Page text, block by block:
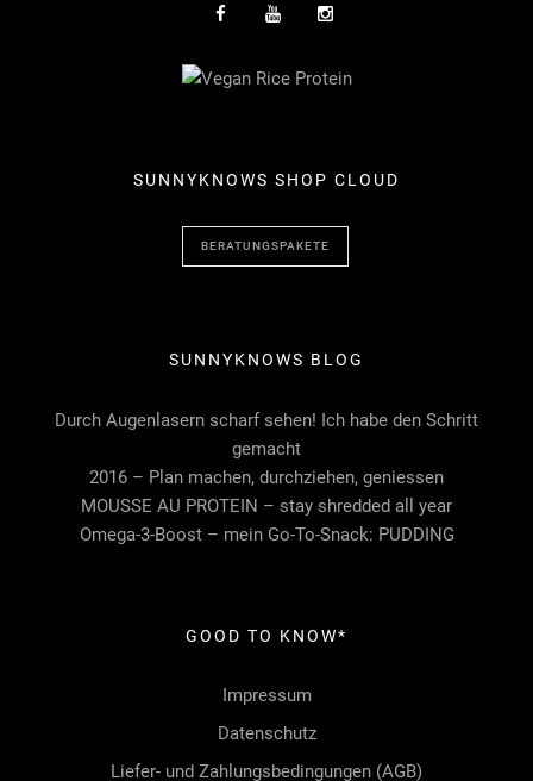
SUNNYKNOWS SHOP CLOUD
BERATUNGSPAKETE
SUNNYKNOWS BLOG
Durch Augenlasern scharf sehen! Ich habe den Schritt
gemacht
2016 – Plan machen, durchziehen, geniessen
MOUSSE AU PROTEIN – stay shredded all year
Omega-3-Boost – mein Go-To-Snack: PUDDING
GOOD TO KNOW*
Impressum
Datenschutz
Liefer- und Zahlungsbedingungen (AGB)